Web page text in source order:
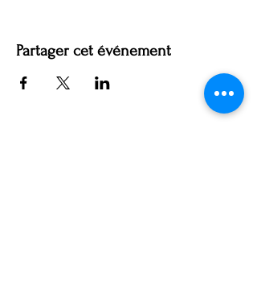
Partager cet événement